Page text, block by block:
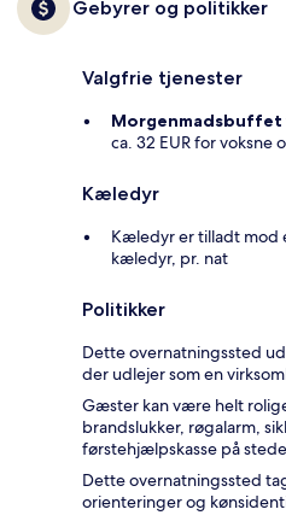
Gebyrer og politikker
Valgfrie tjenester
Morgenmadsbuffet
ca. 32 EUR for voksne
Kæledyr
Kæledyr er tilladt mod
kæledyr, pr. nat
Politikker
Dette overnatningssted
der udlejer som en
Gæster kan være helt
brandslukker, røgalarm,
førstehjælpskasse på
Dette overnatningssted
orienteringer og